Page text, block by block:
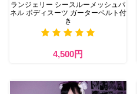
ランジェリー シースルーメッシュパ
ネル ボディスーツ ガーターベルト付
き
4,500円